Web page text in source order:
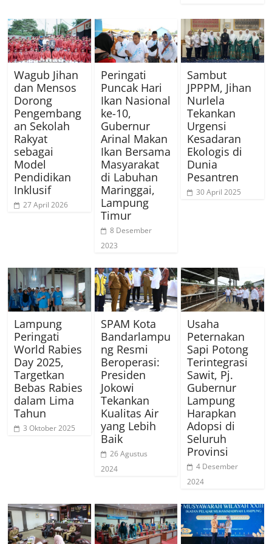
Wagub Jihan
dan Mensos
Dorong
Pengembang
an Sekolah
Rakyat
sebagai
Model
Pendidikan
Inklusif
27 April 2026
Peringati
Puncak Hari
Ikan Nasional
ke-10,
Gubernur
Arinal Makan
Ikan Bersama
Masyarakat
di Labuhan
Maringgai,
Lampung
Timur
8 Desember
2023
Sambut
JPPPM, Jihan
Nurlela
Tekankan
Urgensi
Kesadaran
Ekologis di
Dunia
Pesantren
30 April 2025
Lampung
Peringati
World Rabies
Day 2025,
Targetkan
Bebas Rabies
dalam Lima
Tahun
3 Oktober 2025
SPAM Kota
Bandarlampu
ng Resmi
Beroperasi:
Presiden
Jokowi
Tekankan
Kualitas Air
yang Lebih
Baik
26 Agustus
2024
Usaha
Peternakan
Sapi Potong
Terintegrasi
Sawit, Pj.
Gubernur
Lampung
Harapkan
Adopsi di
Seluruh
Provinsi
4 Desember
2024